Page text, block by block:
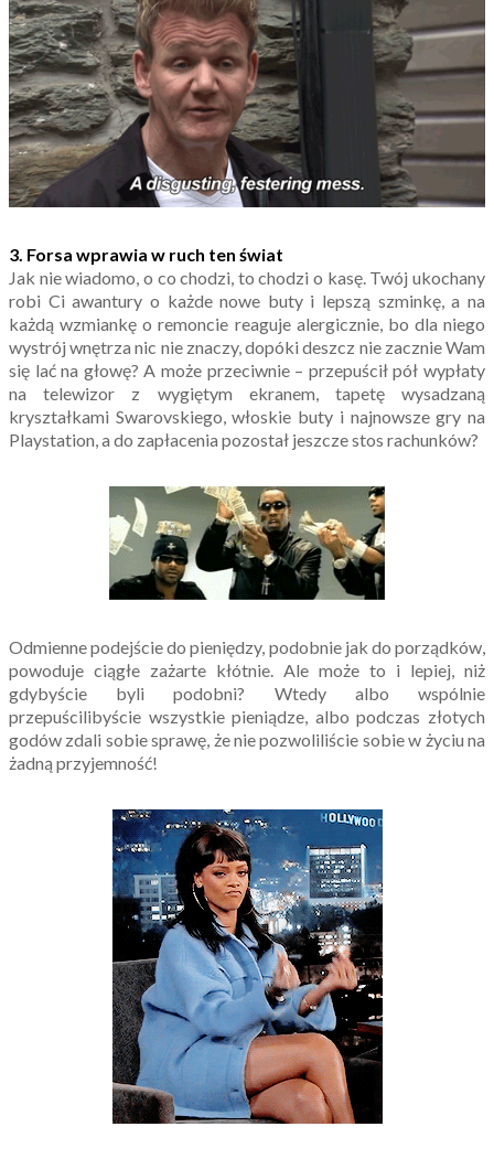
3. Forsa wprawia w ruch ten świat
Jak nie wiadomo, o co chodzi, to chodzi o kasę. Twój ukochany
robi Ci awantury o każde nowe buty i lepszą szminkę, a na
każdą wzmiankę o remoncie reaguje alergicznie, bo dla niego
wystrój wnętrza nic nie znaczy, dopóki deszcz nie zacznie Wam
się lać na głowę? A może przeciwnie – przepuścił pół wypłaty
na telewizor z wygiętym ekranem, tapetę wysadzaną
kryształkami Swarovskiego, włoskie buty i najnowsze gry na
Playstation, a do zapłacenia pozostał jeszcze stos rachunków?
Odmienne podejście do pieniędzy, podobnie jak do porządków,
powoduje ciągłe zażarte kłótnie. Ale może to i lepiej, niż
gdybyście byli podobni? Wtedy albo wspólnie
przepuścilibyście wszystkie pieniądze, albo podczas złotych
godów zdali sobie sprawę, że nie pozwoliliście sobie w życiu na
żadną przyjemność!